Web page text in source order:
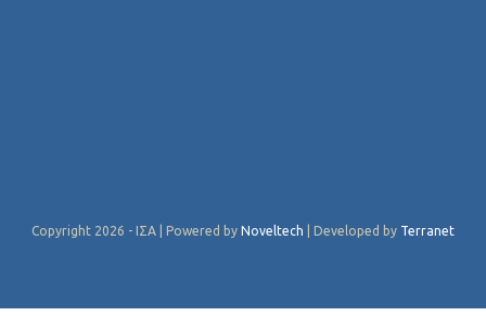
Copyright 2026 - ΙΣΑ | Powered by Noveltech | Developed by Terranet